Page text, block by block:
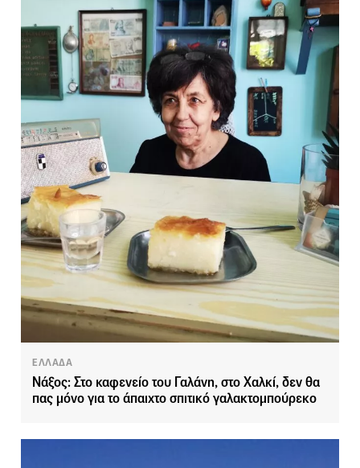
ΕΛΛΑΔΑ
Νάξος: Στο καφενείο του Γαλάνη, στο Χαλκί, δεν θα
πας μόνο για το άπαιχτο σπιτικό γαλακτομπούρεκο